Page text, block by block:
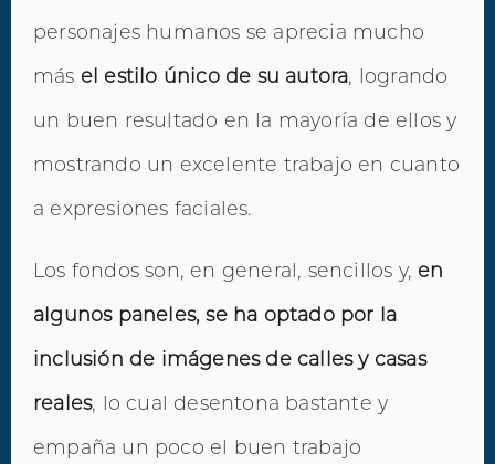
personajes humanos se aprecia mucho
más el estilo único de su autora, logrando
un buen resultado en la mayoría de ellos y
mostrando un excelente trabajo en cuanto
a expresiones faciales.
Los fondos son, en general, sencillos y, en
algunos paneles, se ha optado por la
inclusión de imágenes de calles y casas
reales, lo cual desentona bastante y
empaña un poco el buen trabajo